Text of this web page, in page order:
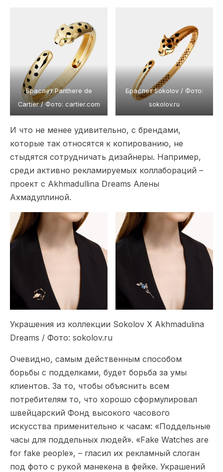
Браслет Panthere de
Cartier / Фото: cartier.com
Браслет Sokolov / Фото:
sokolov.ru
И что не менее удивительно, с брендами,
которые так относятся к копированию, не
стыдятся сотрудничать дизайнеры. Например,
среди активно рекламируемых коллабораций –
проект с Akhmadullina Dreams Алены
Ахмадуллиной.
Украшения из коллекции Sokolov Х Akhmadulina
Dreams / Фото: sokolov.ru
Очевидно, самым действенным способом
борьбы с подделками, будет борьба за умы
клиентов. За то, чтобы объяснить всем
потребителям то, что хорошо сформулировал
швейцарский Фонд высокого часового
искусства применительно к часам: «Поддельные
часы для поддельных людей». «Fake Watches are
for fake people», – гласил их рекламный слоган
под фото с рукой манекена в фейке. Украшений